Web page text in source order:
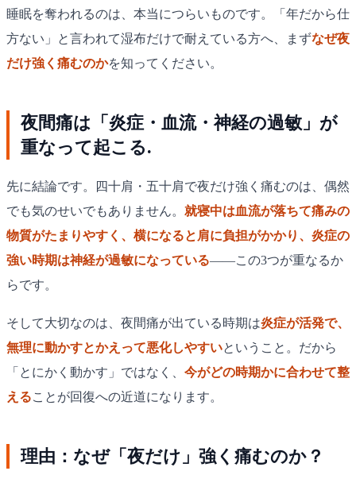
睡眠を奪われるのは、本当につらいものです。「年だから仕
方ない」と言われて湿布だけで耐えている方へ、まずなぜ夜
だけ強く痛むのかを知ってください。
夜間痛は「炎症・血流・神経の過敏」が
重なって起こる.
先に結論です。四十肩・五十肩で夜だけ強く痛むのは、偶然
でも気のせいでもありません。 就寝中は血流が落ちて痛みの
物質がたまりやすく、横になると肩に負担がかかり、炎症の
強い時期は神経が過敏になっている——この3つが重なるか
らです。
そして大切なのは、夜間痛が出ている時期は炎症が活発で、
無理に動かすとかえって悪化しやすいということ。だから
「とにかく動かす」ではなく、 今がどの時期かに合わせて整
えることが回復への近道になります。
理由：なぜ「夜だけ」強く痛むのか？